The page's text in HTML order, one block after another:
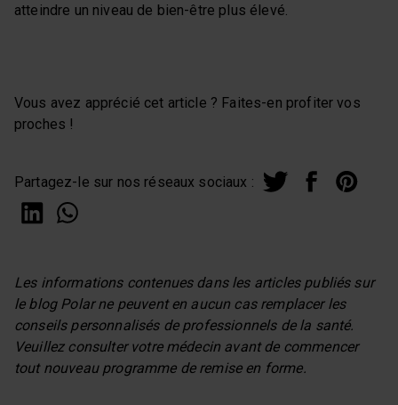
atteindre un niveau de bien-être plus élevé.
Vous avez apprécié cet article ? Faites-en profiter vos
proches !
Partagez-le sur nos réseaux sociaux :
Les informations contenues dans les articles publiés sur
le blog Polar ne peuvent en aucun cas remplacer les
conseils personnalisés de professionnels de la santé.
Veuillez consulter votre médecin avant de commencer
tout nouveau programme de remise en forme.